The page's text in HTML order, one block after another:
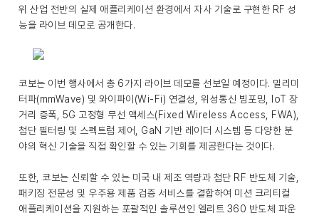
위 산업 전반의 실제 애플리케이션 환경에서 자사 기술로 구현한 RF 성
능을 라이브 데모로 공개한다.
코보는 이번 행사에서 총 6가지 라이브 데모를 선보일 예정이다. 밀리미
터파(mmWave) 및 와이파이(Wi-Fi) 연결성, 위성통신 빔포밍, IoT 장
거리 증폭, 5G 고정형 무선 액세스(Fixed Wireless Access, FWA),
첨단 필터링 및 스펙트럼 제어, GaN 기반 레이더 시스템 등 다양한 분
야의 혁신 기술을 직접 확인할 수 있는 기회를 제공한다는 것이다.
또한, 코보는 신뢰할 수 있는 미국 내 제조 역량과 첨단 RF 반도체 기술,
패키징 전문성 및 우주용 제품 검증 서비스를 결합하여 미션 크리티컬
애플리케이션을 지원하는 포괄적인 솔루션인 엘리트 360 반도체 파운